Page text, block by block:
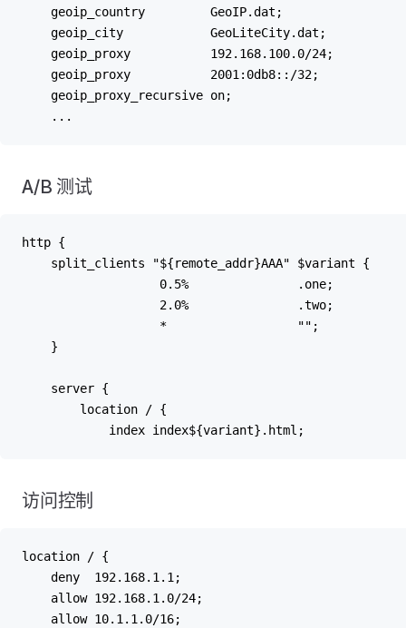
    geoip_country         GeoIP.dat;
    geoip_city            GeoLiteCity.dat;
    geoip_proxy           192.168.100.0/24;
    geoip_proxy           2001:0db8::/32;
    geoip_proxy_recursive on;
    ...
A/B 测试
http {
    split_clients "${remote_addr}AAA" $variant {
                   0.5%               .one;
                   2.0%               .two;
                   *                  "";
    }
    server {
        location / {
            index index${variant}.html;
访问控制
location / {
    deny  192.168.1.1;
    allow 192.168.1.0/24;
    allow 10.1.1.0/16;